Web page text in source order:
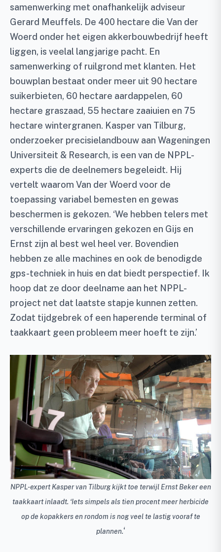
samenwerking met onafhankelijk adviseur
Gerard Meuffels. De 400 hectare die Van der
Woerd onder het eigen akkerbouwbedrijf heeft
liggen, is veelal langjarige pacht. En
samenwerking of ruilgrond met klanten. Het
bouwplan bestaat onder meer uit 90 hectare
suikerbieten, 60 hectare aardappelen, 60
hectare graszaad, 55 hectare zaaiuien en 75
hectare wintergranen. Kasper van Tilburg,
onderzoeker precisielandbouw aan Wageningen
Universiteit & Research, is een van de NPPL-
experts die de deelnemers begeleidt. Hij
vertelt waarom Van der Woerd voor de
toepassing variabel bemesten en gewas
beschermen is gekozen. ‘We hebben telers met
verschillende ervaringen gekozen en Gijs en
Ernst zijn al best wel heel ver. Bovendien
hebben ze alle machines en ook de benodigde
gps-techniek in huis en dat biedt perspectief. Ik
hoop dat ze door deelname aan het NPPL-
project net dat laatste stapje kunnen zetten.
Zodat tijdgebrek of een haperende terminal of
taakkaart geen probleem meer hoeft te zijn.’
NPPL-expert Kasper van Tilburg kijkt toe terwijl Ernst Beker een
taakkaart inlaadt. ‘Iets simpels als tien procent meer herbicide
op de kopakkers en rondom is nog veel te lastig vooraf te
plannen.‘